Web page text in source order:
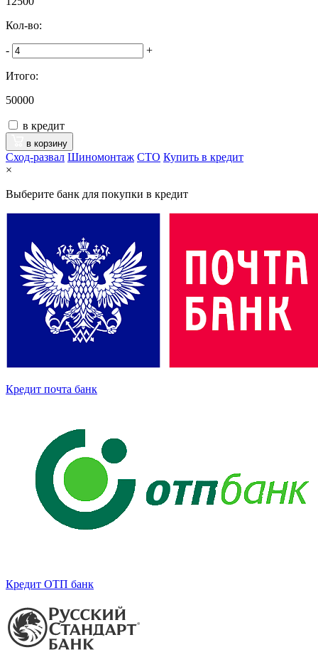
Кол-во:
- +
Итого:
50000
в кредит
в корзину
Сход-развал Шиномонтаж CTO Купить в кредит
×
Выберите банк для покупки в кредит
Кредит почта банк
Кредит ОТП банк